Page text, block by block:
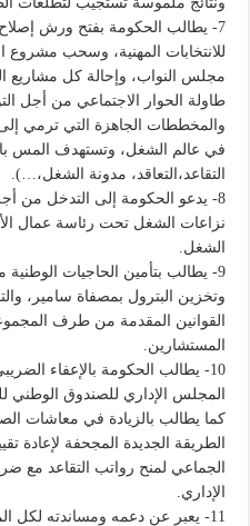
7- يطالب الحكومة بفتح ورش
للانتخابات المهنية، وسحب مشروع
مجلس النواب، وإحالة كل مشاريع
طاولة الحوار الاجتماعي من أجل
والمخططات الجاهزة التي ترمي
في عالم الشغل، وتستهدف المس
التقاعد،التعاقد، مدونة الشغل،…).
8- يدعو الحكومة إلى التدخل من
نزاعات الشغل تحت رئاسة عمال
الشغل.
9- يطالب بتأمين الحاجيات الوطنية
وتخزين البترول بمصفاة سامير،
القوانين المقدمة من طرف
المستشارين.
10- يطالب الحكومة بالإعفاء
المجلس الإداري للصندوق الوطني
كما يطالب بالزيادة في معاشات
الطريقة الجديدة المجحفة لإعادة
الجماعي لمنح رواتب التقاعد مع
الإداري.
11- يعبر عن دعمه ومساندته لكل